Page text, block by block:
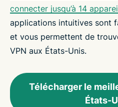
connecter jusqu’à 14
applications intuitives sont
et vous permettent de
VPN aux États-Unis.
Télécharger le
États-